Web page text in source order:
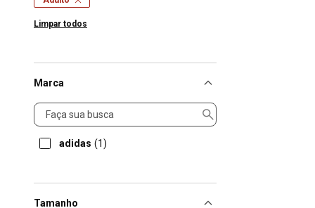
Limpar todos
Marca
Marca
adidas (1)
Tamanho